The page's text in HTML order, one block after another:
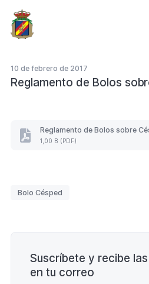
Saltar
al
contenido
10 de febrero de 2017
Reglamento de Bolos
Reglamento de Bolos sobre
1,00 B (PDF)
Reglamento
(Formato
Etiquetas
Bolo Césped
Suscríbete y recibe
en tu correo